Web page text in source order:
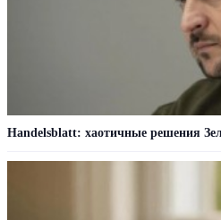
Handelsblatt: хаотичные решения